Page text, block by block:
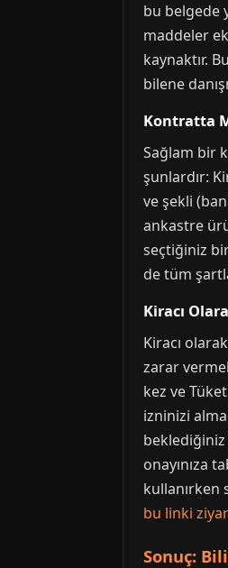
bu belgede
maddeler
kaynaktır.
bilene
Kontratta
Sağlam bir
şunlardır:
ve şekli
ankastre
seçtiğiniz
de tüm
Kiracı
Kiracı
zarar
kez ve
izninizi
beklediğiniz
onayınıza
kullanırken
bu linki
Sonuç: